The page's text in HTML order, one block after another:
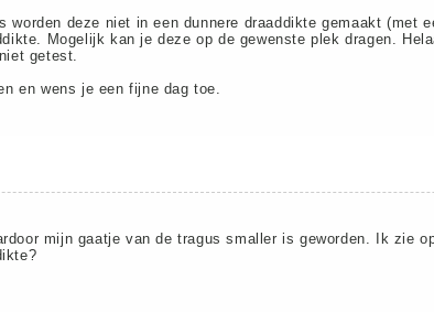
deze niet in een dunnere draaddikte gemaakt (met
Mogelijk kan je deze op de gewenste plek dragen.
getest.
en wens je een fijne dag toe.
mijn gaatje van de tragus smaller is geworden. Ik zie